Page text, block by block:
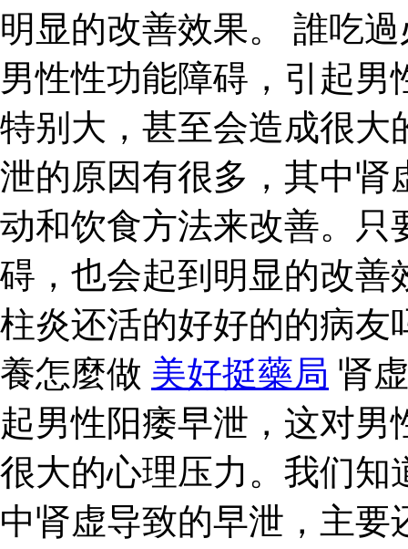
明显的改善效果。 誰吃
男性性功能障碍，引起
特别大，甚至会造成很大
泄的原因有很多，其中肾
动和饮食方法来改善。只
碍，也会起到明显的改善
柱炎还活的好好的的病友
養怎麼做 美好挺藥局 肾
起男性阳痿早泄，这对
很大的心理压力。我们知
中肾虚导致的早泄，主